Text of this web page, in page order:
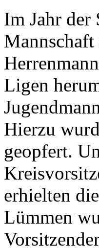
Im Jahr der
Ligen
Hierzu
geopfert.
erhielten
Lümmen